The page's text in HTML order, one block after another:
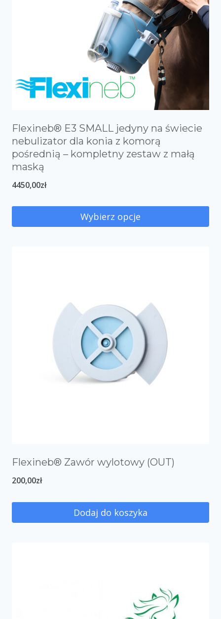
Flexineb® E3 SMALL jedyny na świecie
nebulizator dla konia z komorą
pośrednią – kompletny zestaw z małą
maską
4450,00zł
Wybierz opcje
Flexineb® Zawór wylotowy (OUT)
200,00zł
Dodaj do koszyka